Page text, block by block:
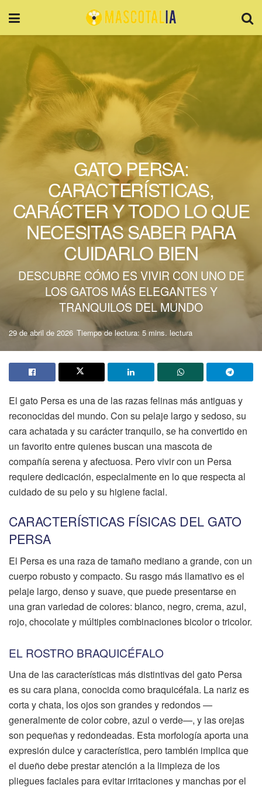
GATO PERSA:
CARACTERÍSTICAS,
CARÁCTER Y TODO LO QUE
NECESITAS SABER PARA
CUIDARLO BIEN
DESCUBRE CÓMO ES VIVIR CON UNO DE
LOS GATOS MÁS ELEGANTES Y
TRANQUILOS DEL MUNDO
29 de abril de 2026 Tiempo de lectura: 5 mins. lectura
El gato Persa es una de las razas felinas más antiguas y
reconocidas del mundo. Con su pelaje largo y sedoso, su
cara achatada y su carácter tranquilo, se ha convertido en
un favorito entre quienes buscan una mascota de
compañía serena y afectuosa. Pero vivir con un Persa
requiere dedicación, especialmente en lo que respecta al
cuidado de su pelo y su higiene facial.
CARACTERÍSTICAS FÍSICAS DEL GATO
PERSA
El Persa es una raza de tamaño mediano a grande, con un
cuerpo robusto y compacto. Su rasgo más llamativo es el
pelaje largo, denso y suave, que puede presentarse en
una gran variedad de colores: blanco, negro, crema, azul,
rojo, chocolate y múltiples combinaciones bicolor o tricolor.
EL ROSTRO BRAQUICÉFALO
Una de las características más distintivas del gato Persa
es su cara plana, conocida como braquicéfala. La nariz es
corta y chata, los ojos son grandes y redondos —
generalmente de color cobre, azul o verde—, y las orejas
son pequeñas y redondeadas. Esta morfología aporta una
expresión dulce y característica, pero también implica que
el dueño debe prestar atención a la limpieza de los
pliegues faciales para evitar irritaciones y manchas por el